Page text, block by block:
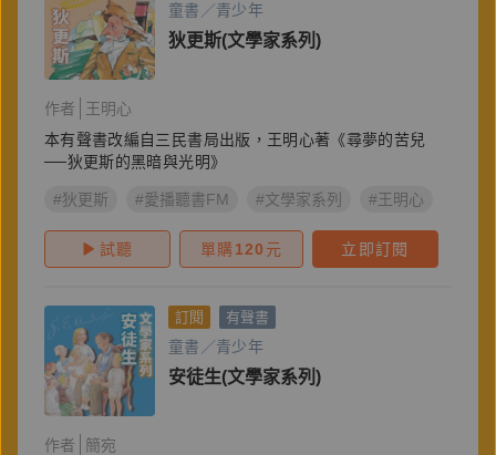
童書／青少年
狄更斯(文學家系列)
作者
王明心
本有聲書改編自三民書局出版，王明心著《尋夢的苦兒
──狄更斯的黑暗與光明》
#狄更斯 #愛播聽書FM #文學家系列 #王明心
試聽 單購120 元 立即訂閱
訂閱 有聲書
童書／青少年
安徒生(文學家系列)
作者
簡宛